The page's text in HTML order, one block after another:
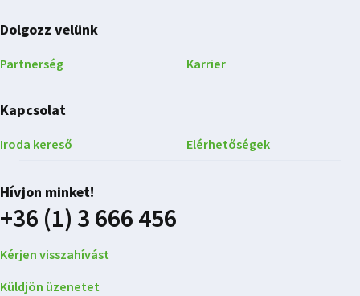
Dolgozz velünk
Partnerség Karrier
Kapcsolat
Iroda kereső Elérhetőségek
Hívjon minket!
+36 (1) 3 666 456
Kérjen visszahívást
Küldjön üzenetet